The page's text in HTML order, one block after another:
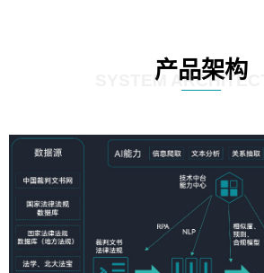
产品架构
SYSTEM